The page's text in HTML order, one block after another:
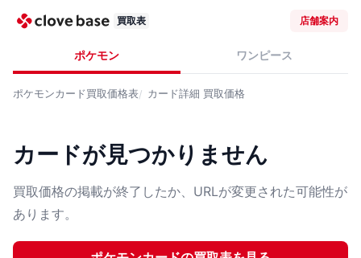
買取表 店舗案内
ポケモン ワンピース
ポケモンカード買取価格表 カード詳細 買取価格
カードが見つかりません
買取価格の掲載が終了したか、URLが変更された可能性が
あります。